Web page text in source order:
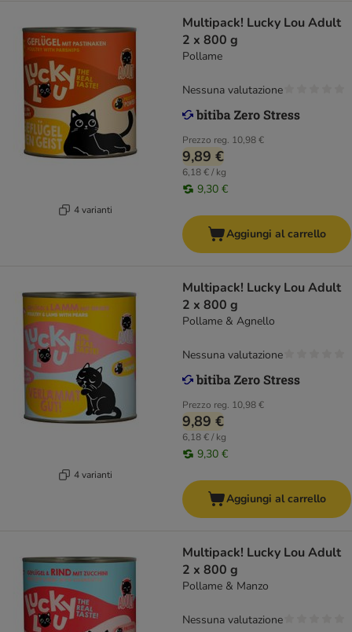
4 varianti
Multipack! Lucky Lou Adult
2 x 800 g
Pollame
Prezzo reg. 10,98 €
9,89 €
6,18 € / kg
9,30 €
Nessuna valutazione
Aggiungi al carrello
4 varianti
Multipack! Lucky Lou Adult
2 x 800 g
Pollame & Agnello
Prezzo reg. 10,98 €
9,89 €
6,18 € / kg
9,30 €
Nessuna valutazione
Aggiungi al carrello
Multipack! Lucky Lou Adult
2 x 800 g
Pollame & Manzo
Nessuna valutazione